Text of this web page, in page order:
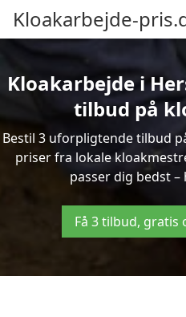
Kloakarbejde-
Kloakarbejde i
tilbud på
Bestil 3 uforpligtende tilbud
priser fra lokale
passer dig bedst
Få 3 tilbud,